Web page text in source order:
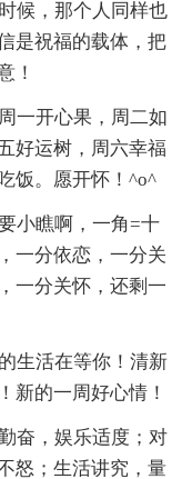
候，那个人同样也
是祝福的载体，把
！
一开心果，周二如
好运树，周六幸福
饭。愿开怀！^o^
小瞧啊，一角=十
一分依恋，一分关
一分关怀，还剩一
生活在等你！清新
新的一周好心情！
奋，娱乐适度；对
怒；生活讲究，量